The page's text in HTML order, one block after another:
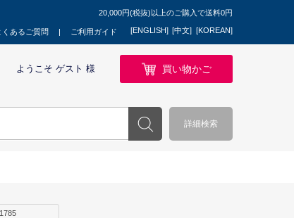
20,000円(税抜)以上のご購入で送料0円
くあるご質問 ご利用ガイド [ENGLISH] [中文] [KOREAN]
ようこそ ゲスト 様 買い物かご
詳細検索